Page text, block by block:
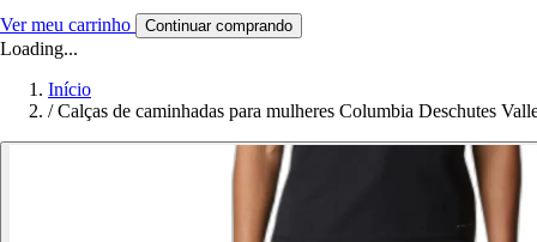
Ver meu carrinho Continuar comprando
Loading...
Início
/ Calças de caminhadas para mulheres Columbia Deschutes